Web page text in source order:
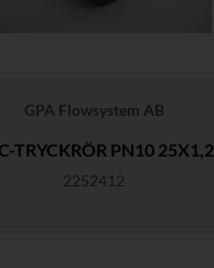
GPA Flowsystem AB
TRYCKRÖR PN10 25X1,2
2252412